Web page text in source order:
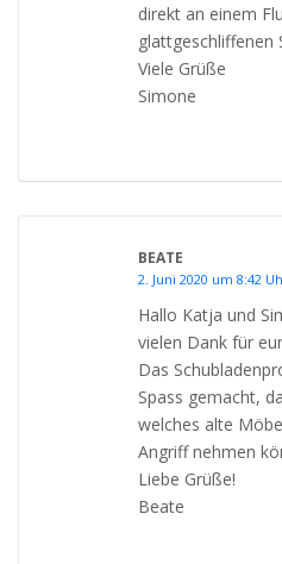
direkt an einem
glattgeschliffenen
Viele Grüße
Simone
BEATE
2. Juni 2020 um 8:42
Hallo Katja und
vielen Dank für
Das
Spass gemacht,
welches alte
Angriff nehmen
Liebe Grüße!
Beate